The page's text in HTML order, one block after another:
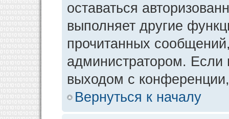
оставаться
выполняет другие
прочитанных
администратором. Если
выходом с
Вернуться к началу